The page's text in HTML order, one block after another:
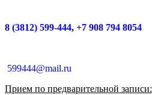
8 (3812) 599-444, +7 908 794 8054
599444@mail.ru
Прием по предварительной записи: